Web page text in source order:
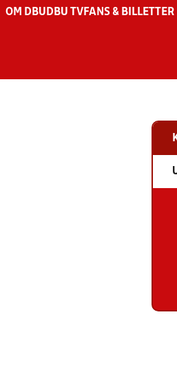
OM DBU DBU TV FANS & BILLETTER